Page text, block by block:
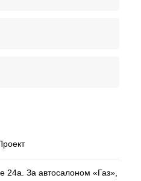
За автосалоном «Газ»,